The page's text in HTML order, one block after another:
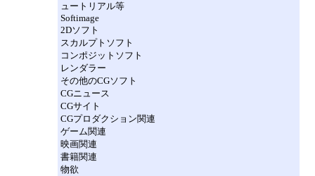
ュートリアル等
Softimage
2Dソフト
スカルプトソフト
コンポジットソフト
レンダラー
その他のCGソフト
CGニュース
CGサイト
CGプロダクション関連
ゲーム関連
映画関連
書籍関連
物欲